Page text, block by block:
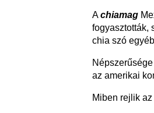
Achiamag
fogyasztották,
chia szó
az amerikai
Miben rejlik